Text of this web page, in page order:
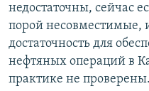
недостаточны, сейчас
порой несовместимые,
достаточность для
нефтяных операций в
практике не проверены.